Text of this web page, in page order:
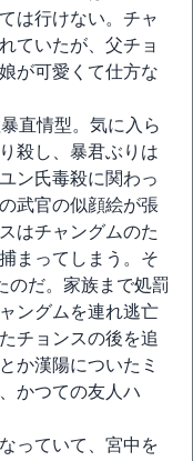
は行けない。チャ
ていたが、父チョ
が可愛くて仕方な
直情型。気に入ら
殺し、暴君ぶりは
ン氏毒殺に関わっ
武官の似顔絵が張
はチャングムのた
まってしまう。そ
のだ。家族まで処罰
ングムを連れ逃亡
チョンスの後を追
か漢陽についたミ
かつての友人ハ
っていて、宮中を